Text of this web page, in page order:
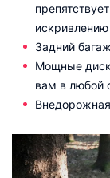
Задний
Мощные
вам в любой